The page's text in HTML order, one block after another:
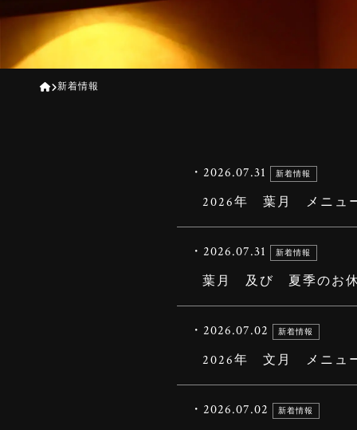
新着情報
・2026.07.31 新着情報
2026年 葉月 メニュ
・2026.07.31 新着情報
葉月 及び 夏季のお休
・2026.07.02 新着情報
2026年 文月 メニュ
・2026.07.02 新着情報